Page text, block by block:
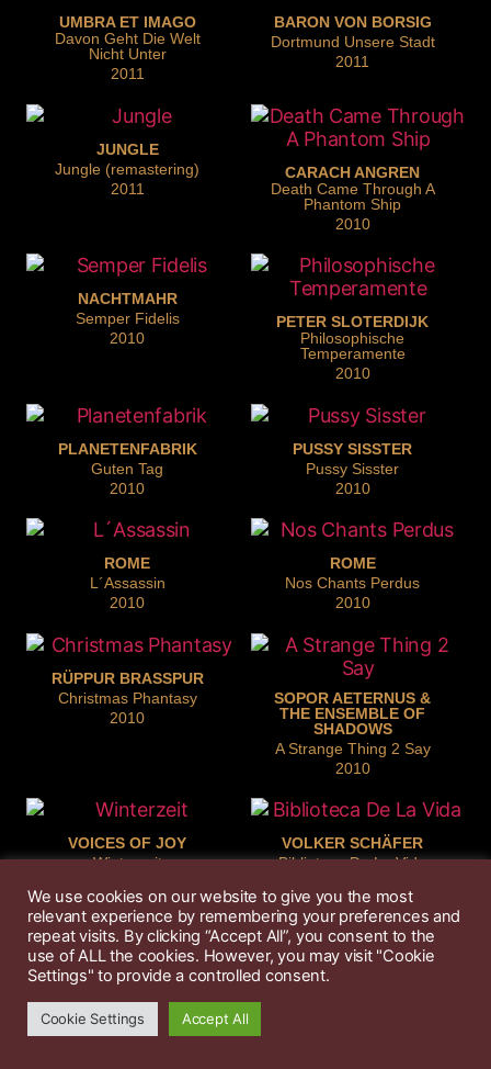
UMBRA ET IMAGO
Davon Geht Die Welt
Nicht Unter
2011
BARON VON BORSIG
Dortmund Unsere Stadt
2011
JUNGLE
Jungle (remastering)
2011
CARACH ANGREN
Death Came Through A
Phantom Ship
2010
NACHTMAHR
Semper Fidelis
2010
PETER SLOTERDIJK
Philosophische
Temperamente
2010
PLANETENFABRIK
Guten Tag
2010
PUSSY SISSTER
Pussy Sisster
2010
ROME
L´Assassin
2010
ROME
Nos Chants Perdus
2010
RÜPPUR BRASSPUR
Christmas Phantasy
2010
SOPOR AETERNUS &
THE ENSEMBLE OF
SHADOWS
A Strange Thing 2 Say
2010
VOICES OF JOY
Winterzeit
VOLKER SCHÄFER
Biblioteca De La Vida
FRAU SCHLÜTER
El Fuego
KONSTANTIN SCHMIDT
Schmidternacht - Listige
We use cookies on our website to give you the most
relevant experience by remembering your preferences and
repeat visits. By clicking “Accept All”, you consent to the
use of ALL the cookies. However, you may visit "Cookie
Settings" to provide a controlled consent.
Cookie Settings Accept All